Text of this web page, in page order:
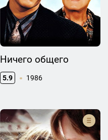
Ничего общего
5.9 1986